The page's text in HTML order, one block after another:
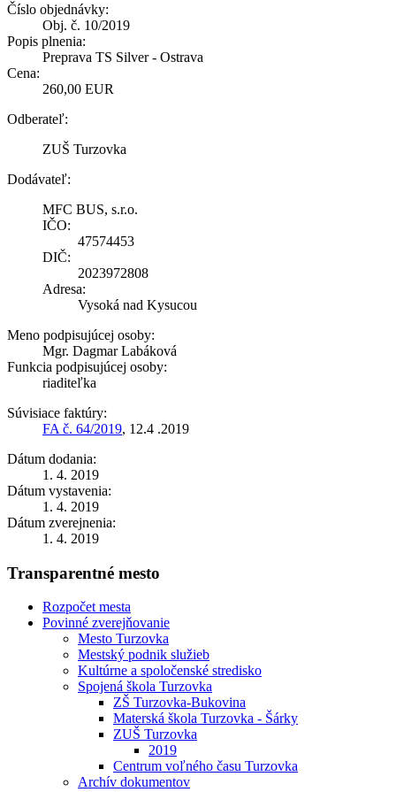
Číslo objednávky:
Obj. č. 10/2019
Popis plnenia:
Preprava TS Silver - Ostrava
Cena:
260,00 EUR
Odberateľ:
ZUŠ Turzovka
Dodávateľ:
MFC BUS, s.r.o.
IČO:
47574453
DIČ:
2023972808
Adresa:
Vysoká nad Kysucou
Meno podpisujúcej osoby:
Mgr. Dagmar Labáková
Funkcia podpisujúcej osoby:
riaditeľka
Súvisiace faktúry:
FA č. 64/2019, 12.4 .2019
Dátum dodania:
1. 4. 2019
Dátum vystavenia:
1. 4. 2019
Dátum zverejnenia:
1. 4. 2019
Transparentné mesto
Rozpočet mesta
Povinné zverejňovanie
Mesto Turzovka
Mestský podnik služieb
Kultúrne a spoločenské stredisko
Spojená škola Turzovka
ZŠ Turzovka-Bukovina
Materská škola Turzovka - Šárky
ZUŠ Turzovka
2019
Centrum voľného času Turzovka
Archív dokumentov